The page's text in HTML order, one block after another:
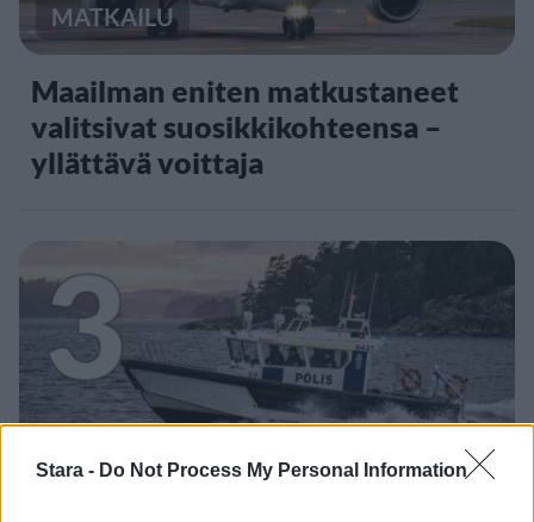
Stara - Do Not Process My Personal Information
MATKAILU
Maailman eniten matkustaneet
valitsivat suosikkikohteensa –
yllättävä voittaja
3
UUTISET